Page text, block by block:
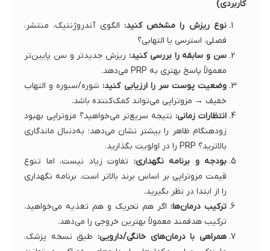
کاربردی)
نوع ریزش را مشخص کنید: الگوی آندروژنتیک، منتشر،
فصلی، استرسی یا التهابی؟
سن و سابقه را بررسی کنید: ریزش جدیدتر و سن پایین‌تر
معمولاً پاسخ بهتری به PRP می‌دهد.
وضعیت پوست سر را ارزیابی کنید:شوره/سبوره و التهاب
خفیف → مزوتراپی می‌تواند کمک‌کننده باشد.
انتظارات زمانی:نتیجه سریع‌تر می‌خواهید؟ مزوتراپی بهبود
زودهنگام ظاهر را بیشتر نشان می‌دهد؛ به‌دنبال ماندگاری
بالاترید؟ PRP را در اولویت بگذارید.
بودجه و برنامه نگهداری: تفاوت زیاد نیست، اما تنوع
قیمت مزوتراپی بر اساس برند بالاتر است. برنامه نگهداری
را از ابتدا در نظر بگیرید.
ترکیب درمان‌ها: اگر هم تحریک و هم تغذیه می‌خواهید،
ترکیب هدفمند معمولاً بهترین خروجی را می‌دهد.
همراهی با درمان‌های خانگی/دارویی: طبق نسخه پزشک،